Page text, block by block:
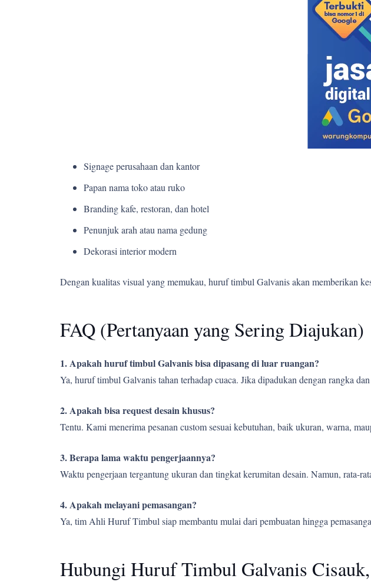
Signage perusahaan dan kantor
Papan nama toko atau ruko
Branding kafe, restoran, dan hotel
Penunjuk arah atau nama gedung
Dekorasi interior modern
Dengan kualitas visual yang memukau, huruf timbul Galvanis akan memberikan
FAQ (Pertanyaan yang Sering Diajukan)
1. Apakah huruf timbul Galvanis bisa dipasang di luar ruangan?
Ya, huruf timbul Galvanis tahan terhadap cuaca. Jika dipadukan dengan rangka
2. Apakah bisa request desain khusus?
Tentu. Kami menerima pesanan custom sesuai kebutuhan, baik ukuran, warna,
3. Berapa lama waktu pengerjaannya?
Waktu pengerjaan tergantung ukuran dan tingkat kerumitan desain. Namun, rata-
4. Apakah melayani pemasangan?
Ya, tim Ahli Huruf Timbul siap membantu mulai dari pembuatan hingga
Hubungi Huruf Timbul Galvanis Cisauk,